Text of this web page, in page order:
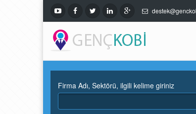
Firma Adı, Sektörü, ilgili kelime giriniz